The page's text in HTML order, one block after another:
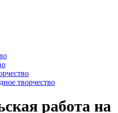
творчество
работа на